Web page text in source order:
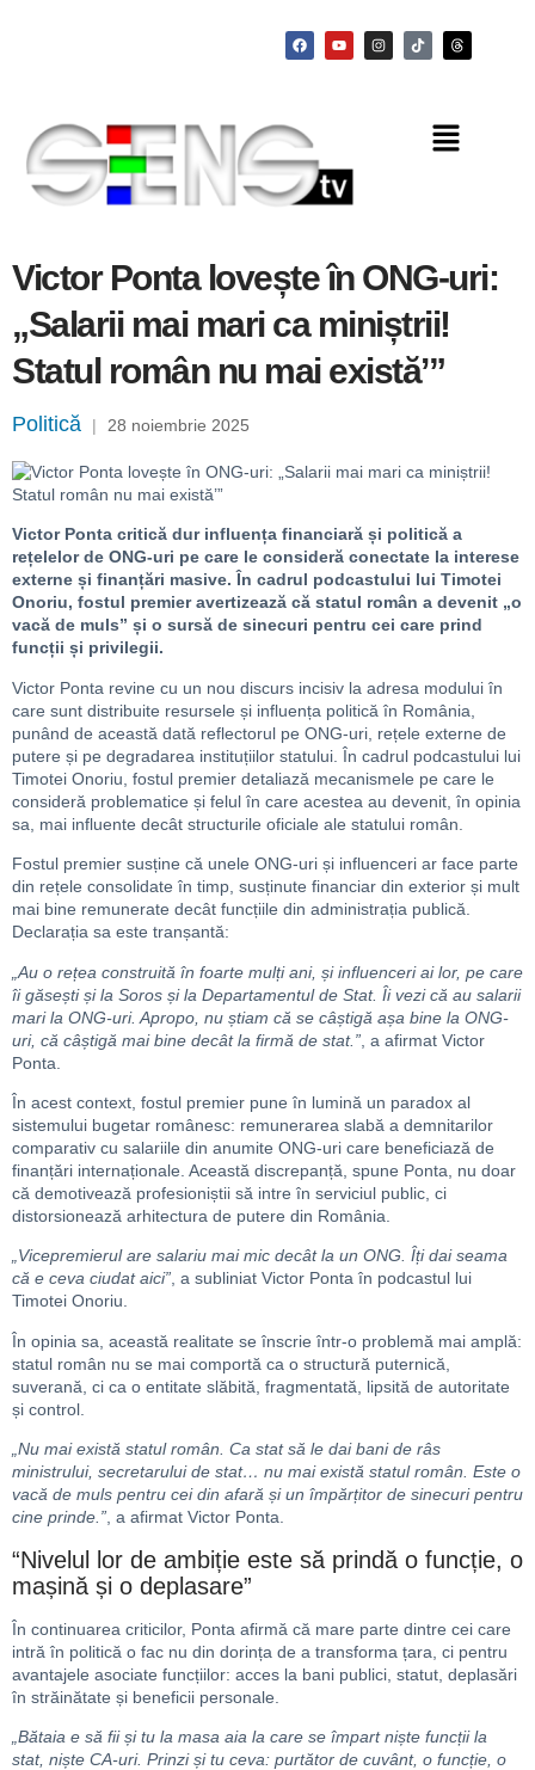
Victor Ponta lovește în ONG-uri:
„Salarii mai mari ca miniștrii!
Statul român nu mai există’”
Politică | 28 noiembrie 2025
Victor Ponta critică dur influența financiară și politică a
rețelelor de ONG-uri pe care le consideră conectate la interese
externe și finanțări masive. În cadrul podcastului lui Timotei
Onoriu, fostul premier avertizează că statul român a devenit „o
vacă de muls” și o sursă de sinecuri pentru cei care prind
funcții și privilegii.
Victor Ponta revine cu un nou discurs incisiv la adresa modului în
care sunt distribuite resursele și influența politică în România,
punând de această dată reflectorul pe ONG-uri, rețele externe de
putere și pe degradarea instituțiilor statului. În cadrul podcastului lui
Timotei Onoriu, fostul premier detaliază mecanismele pe care le
consideră problematice și felul în care acestea au devenit, în opinia
sa, mai influente decât structurile oficiale ale statului român.
Fostul premier susține că unele ONG-uri și influenceri ar face parte
din rețele consolidate în timp, susținute financiar din exterior și mult
mai bine remunerate decât funcțiile din administrația publică.
Declarația sa este tranșantă:
„Au o rețea construită în foarte mulți ani, și influenceri ai lor, pe care
îi găsești și la Soros și la Departamentul de Stat. Îi vezi că au salarii
mari la ONG-uri. Apropo, nu știam că se câștigă așa bine la ONG-
uri, că câștigă mai bine decât la firmă de stat.” , a afirmat Victor
Ponta.
În acest context, fostul premier pune în lumină un paradox al
sistemului bugetar românesc: remunerarea slabă a demnitarilor
comparativ cu salariile din anumite ONG-uri care beneficiază de
finanțări internaționale. Această discrepanță, spune Ponta, nu doar
că demotivează profesioniștii să intre în serviciul public, ci
distorsionează arhitectura de putere din România.
„Vicepremierul are salariu mai mic decât la un ONG. Îți dai seama
că e ceva ciudat aici”, a subliniat Victor Ponta în podcastul lui
Timotei Onoriu.
În opinia sa, această realitate se înscrie într-o problemă mai amplă:
statul român nu se mai comportă ca o structură puternică,
suverană, ci ca o entitate slăbită, fragmentată, lipsită de autoritate
și control.
„Nu mai există statul român. Ca stat să le dai bani de râs
ministrului, secretarului de stat… nu mai există statul român. Este o
vacă de muls pentru cei din afară și un împărțitor de sinecuri pentru
cine prinde.” , a afirmat Victor Ponta.
“Nivelul lor de ambiție este să prindă o funcție, o
mașină și o deplasare”
În continuarea criticilor, Ponta afirmă că mare parte dintre cei care
intră în politică o fac nu din dorința de a transforma țara, ci pentru
avantajele asociate funcțiilor: acces la bani publici, statut, deplasări
în străinătate și beneficii personale.
„Bătaia e să fii și tu la masa aia la care se împart niște funcții la
stat, niște CA-uri. Prinzi și tu ceva: purtător de cuvânt, o funcție, o